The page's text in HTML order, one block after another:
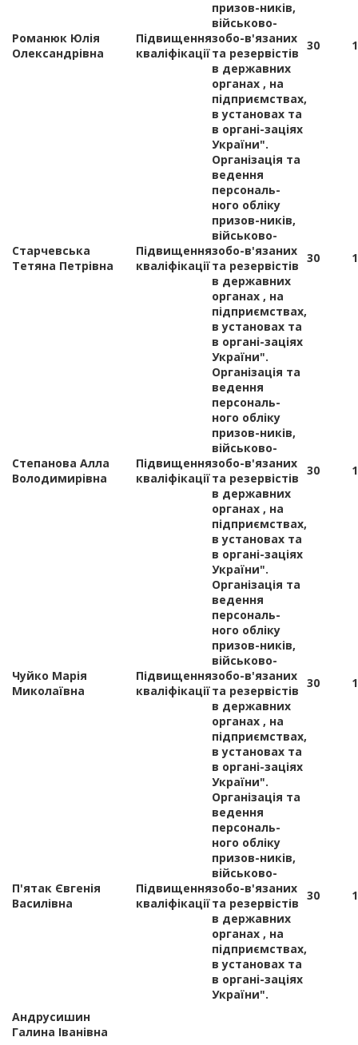
Романюк Юлія
Олександрівна
Підвищення
кваліфікації
призов-ників,
військово-
зобо-в'язаних
та резервістів
в державних
органах , на
підприємствах,
в установах та
в органі-заціях
України".
30 1
Старчевська
Тетяна Петрівна
Підвищення
кваліфікації
Організація та
ведення
персональ-
ного обліку
призов-ників,
військово-
зобо-в'язаних
та резервістів
в державних
органах , на
підприємствах,
в установах та
в органі-заціях
України".
30 1
Степанова Алла
Володимирівна
Підвищення
кваліфікації
Організація та
ведення
персональ-
ного обліку
призов-ників,
військово-
зобо-в'язаних
та резервістів
в державних
органах , на
підприємствах,
в установах та
в органі-заціях
України".
30 1
Чуйко Марія
Миколаївна
Підвищення
кваліфікації
Організація та
ведення
персональ-
ного обліку
призов-ників,
військово-
зобо-в'язаних
та резервістів
в державних
органах , на
підприємствах,
в установах та
в органі-заціях
України".
30 1
П'ятак Євгенія
Василівна
Підвищення
кваліфікації
Організація та
ведення
персональ-
ного обліку
призов-ників,
військово-
зобо-в'язаних
та резервістів
в державних
органах , на
підприємствах,
в установах та
в органі-заціях
України".
30 1
Андрусишин
Галина Іванівна